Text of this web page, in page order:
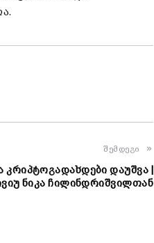
შემდეგი
კრიპტოგადახდები დაუშვა |
ნიკა ჩილინდრიშვილთან